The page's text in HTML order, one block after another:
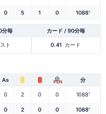
0 5 1 0 1088'
分毎 カード / 90分毎
ト 0.41 カード
As PEN 分
0 2 0 0 1088'
0 2 0 0 1088'